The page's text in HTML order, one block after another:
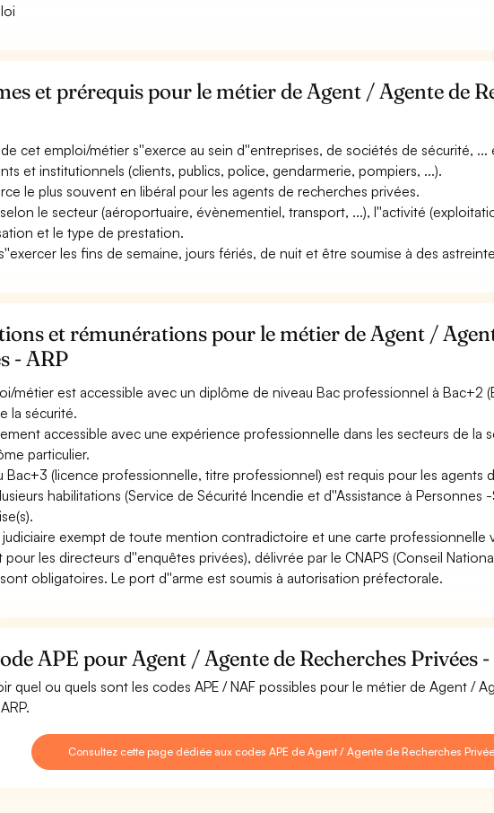
et prérequis pour le métier de Agent / Agente de
cet emploi/métier s''exerce au sein d''entreprises, de sociétés de sécurité,
et institutionnels (clients, publics, police, gendarmerie, pompiers, ...).
le plus souvent en libéral pour les agents de recherches privées.
le secteur (aéroportuaire, évènementiel, transport, ...), l''activité
et le type de prestation.
les fins de semaine, jours fériés, de nuit et être soumise à des
et rémunérations pour le métier de Agent /
- ARP
métier est accessible avec un diplôme de niveau Bac professionnel à Bac+2
la sécurité.
accessible avec une expérience professionnelle dans les secteurs de la
particulier.
Bac+3 (licence professionnelle, titre professionnel) est requis pour les agents
habilitations (Service de Sécurité Incendie et d''Assistance à Personnes
judiciaire exempt de toute mention contradictoire et une carte professionnelle
pour les directeurs d''enquêtes privées), délivrée par le CNAPS (Conseil
obligatoires. Le port d''arme est soumis à autorisation préfectorale.
APE pour Agent / Agente de Recherches Privées -
quel ou quels sont les codes APE / NAF possibles pour le métier de Agent /
Consultez cette page dédiée aux codes APE de Agent / Agente de Recherches